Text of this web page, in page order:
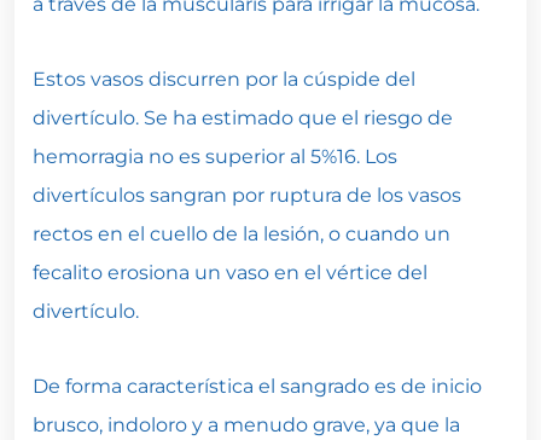
Estos vasos discurren por la cúspide del
divertículo. Se ha estimado que el riesgo de
hemorragia no es superior al 5%16. Los
divertículos sangran por ruptura de los vasos
rectos en el cuello de la lesión, o cuando un
fecalito erosiona un vaso en el vértice del
divertículo.
De forma característica el sangrado es de inicio
brusco, indoloro y a menudo grave, ya que la